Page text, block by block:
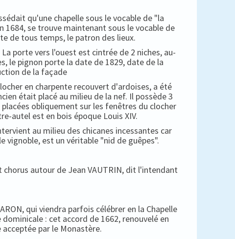
qu'une chapelle sous le vocable de "la
1684, se trouve maintenant sous le vocable de
de tous temps, le patron des lieux.
porte vers l'ouest est cintrée de 2 niches, au-
le pignon porte la date de 1829, date de la
de la façade
en charpente recouvert d'ardoises, a été
était placé au milieu de la nef. Il possède 3
obliquement sur les fenêtres du clocher
autel est en bois époque Louis XIV.
au milieu des chicanes incessantes car
vignoble, est un véritable "nid de guêpes".
autour de Jean VAUTRIN, dit l'intendant
qui viendra parfois célébrer en la Chapelle
: cet accord de 1662, renouvelé en
par le Monastère.